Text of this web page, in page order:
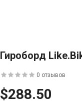
Гироборд
0 отзывов
$288.50